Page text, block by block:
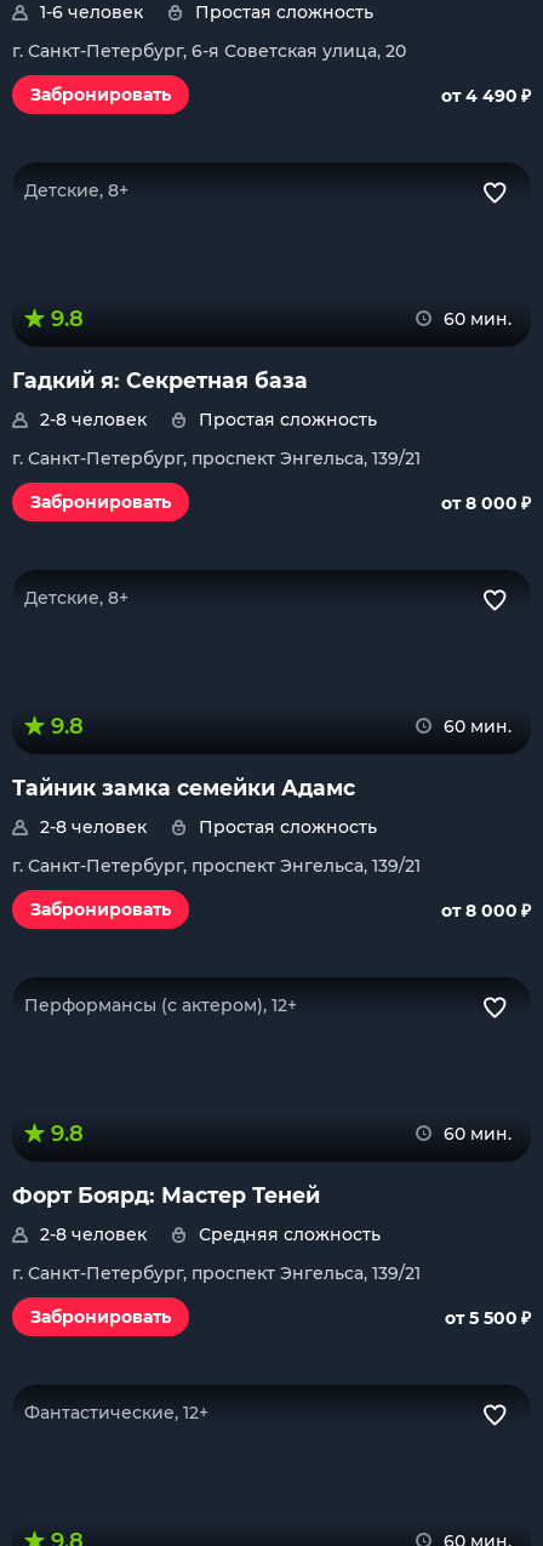
1-6 человек
Простая сложность
г. Санкт-Петербург, 6-я Советская улица, 20
Забронировать
от 4 490 ₽
Детские, 8+
9.8 60 мин.
Гадкий я: Секретная база
2-8 человек
Простая сложность
г. Санкт-Петербург, проспект Энгельса, 139/21
Забронировать
от 8 000 ₽
Детские, 8+
9.8 60 мин.
Тайник замка семейки Адамс
2-8 человек
Простая сложность
г. Санкт-Петербург, проспект Энгельса, 139/21
Забронировать
от 8 000 ₽
Перформансы (с актером), 12+
9.8 60 мин.
Форт Боярд: Мастер Теней
2-8 человек
Средняя сложность
г. Санкт-Петербург, проспект Энгельса, 139/21
Забронировать
от 5 500 ₽
Фантастические, 12+
9.8 60 мин.